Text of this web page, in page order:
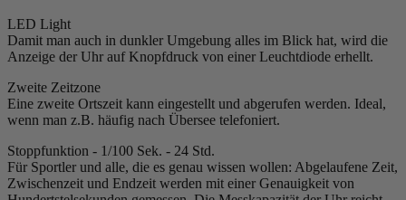
LED Light
Damit man auch in dunkler Umgebung alles im Blick hat, wird die
Anzeige der Uhr auf Knopfdruck von einer Leuchtdiode erhellt.
Zweite Zeitzone
Eine zweite Ortszeit kann eingestellt und abgerufen werden. Ideal,
wenn man z.B. häufig nach Übersee telefoniert.
Stoppfunktion - 1/100 Sek. - 24 Std.
Für Sportler und alle, die es genau wissen wollen: Abgelaufene Zeit,
Zwischenzeit und Endzeit werden mit einer Genauigkeit von